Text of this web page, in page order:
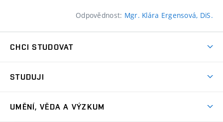
Odpovědnost: Mgr. Klára Ergensová, DiS.
CHCI STUDOVAT
Přijímačky
STUDUJI
UMĚNÍ, VĚDA A VÝZKUM